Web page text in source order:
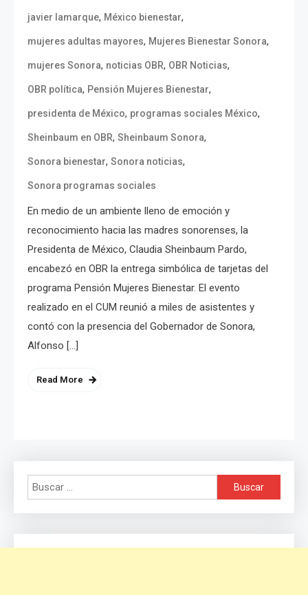
javier lamarque, México bienestar,
mujeres adultas mayores, Mujeres Bienestar Sonora,
mujeres Sonora, noticias OBR, OBR Noticias,
OBR política, Pensión Mujeres Bienestar,
presidenta de México, programas sociales México,
Sheinbaum en OBR, Sheinbaum Sonora,
Sonora bienestar, Sonora noticias,
Sonora programas sociales
En medio de un ambiente lleno de emoción y
reconocimiento hacia las madres sonorenses, la
Presidenta de México, Claudia Sheinbaum Pardo,
encabezó en OBR la entrega simbólica de tarjetas del
programa Pensión Mujeres Bienestar. El evento
realizado en el CUM reunió a miles de asistentes y
contó con la presencia del Gobernador de Sonora,
Alfonso […]
Read More
Buscar: